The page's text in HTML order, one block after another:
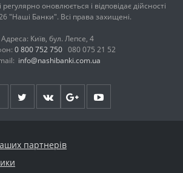
оновлюється і відповідає дійсності
"Наші Банки". Всі права захищені.
Адреса: Київ, бул. Лепсе, 4
0 800 752 750 080 075 21 52
info@nashibanki.com.ua
партнерів